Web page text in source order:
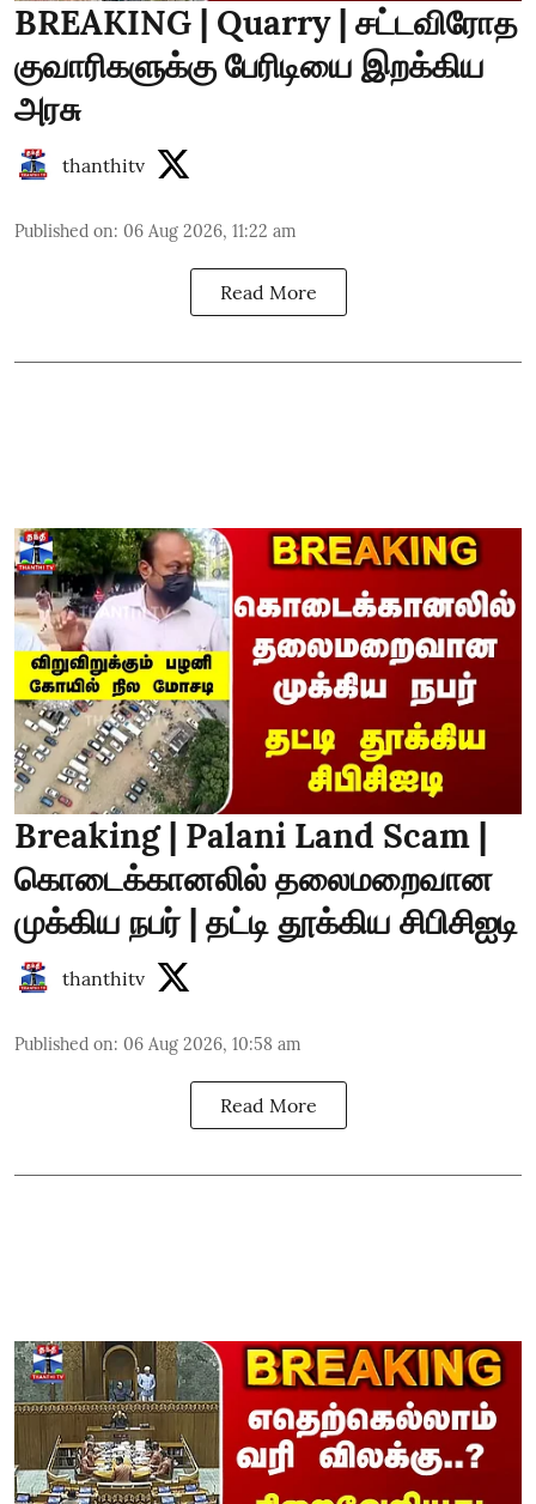
BREAKING | Quarry | சட்டவிரோத
குவாரிகளுக்கு பேரிடியை இறக்கிய
அரசு
thanthitv
Published on: 06 Aug 2026, 11:22 am
Read More
Breaking | Palani Land Scam |
கொடைக்கானலில் தலைமறைவான
முக்கிய நபர் | தட்டி தூக்கிய சிபிசிஐடி
thanthitv
Published on: 06 Aug 2026, 10:58 am
Read More